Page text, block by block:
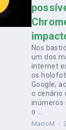
Nos
um dos
internet
os
Google,
o cenário
inúmeros
o ...
MarioM